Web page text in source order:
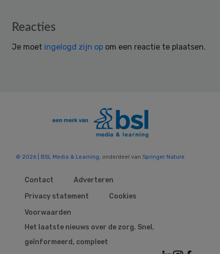
Reader
Reacties
Je moet ingelogd zijn op om een reactie te plaatsen.
© 2026 | BSL Media & Learning , onderdeel van Springer Nature
Contact
Adverteren
Privacy statement
Cookies
Voorwaarden
Het laatste nieuws over de zorg. Snel,
geïnformeerd, compleet